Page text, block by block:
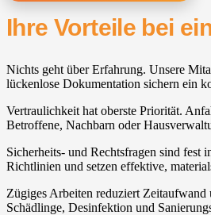
Ihre Vorteile bei
Nichts geht über Erfahrung. Unsere
lückenlose Dokumentation sichern ein
Vertraulichkeit hat oberste Priorität.
Betroffene, Nachbarn oder
Sicherheits- und Rechtsfragen sind fest
Richtlinien und setzen effektive,
Zügiges Arbeiten reduziert Zeitaufwand
Schädlinge, Desinfektion und